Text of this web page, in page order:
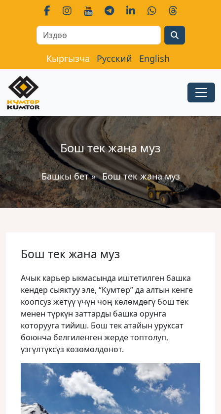
Кыргызча Русский English
Бош тек жана муз
Башкы бет» Бош тек жана муз
Бош тек жана муз
Ачык карьер ыкмасында иштетилген башка
кендер сыяктуу эле, “Кумтөр” да алтын кенге
коопсуз жетүү үчүн чоң көлөмдөгү бош тек
менен түркүн заттарды башка орунга
которууга тийиш. Бош тек атайын уруксат
боюнча белгиленген жерде топтолуп,
үзгүлтүксүз көзөмөлдөнөт.